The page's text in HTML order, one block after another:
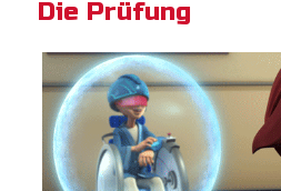
Die Prüfung